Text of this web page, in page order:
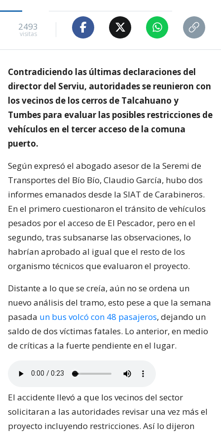
2493
visitas
Contradiciendo las últimas declaraciones del
director del Serviu, autoridades se reunieron con
los vecinos de los cerros de Talcahuano y
Tumbes para evaluar las posibles restricciones de
vehículos en el tercer acceso de la comuna
puerto.
Según expresó el abogado asesor de la Seremi de
Transportes del Bío Bío, Claudio García, hubo dos
informes emanados desde la SIAT de Carabineros.
En el primero cuestionaron el tránsito de vehículos
pesados por el acceso de El Pescador, pero en el
segundo, tras subsanarse las observaciones, lo
habrían aprobado al igual que el resto de los
organismo técnicos que evaluaron el proyecto.
Distante a lo que se creía, aún no se ordena un
nuevo análisis del tramo, esto pese a que la semana
pasada un bus volcó con 48 pasajeros, dejando un
saldo de dos víctimas fatales. Lo anterior, en medio
de críticas a la fuerte pendiente en el lugar.
El accidente llevó a que los vecinos del sector
solicitaran a las autoridades revisar una vez más el
proyecto incluyendo restricciones. Así lo dijeron